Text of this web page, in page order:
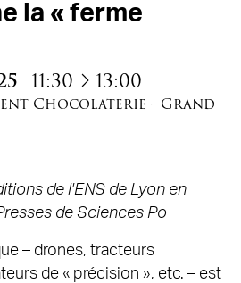
la « ferme
11:30 à13:00
Chocolaterie - Grand
de l'ENS de Lyon en
de Sciences Po
– drones, tracteurs
de « précision », etc. – est